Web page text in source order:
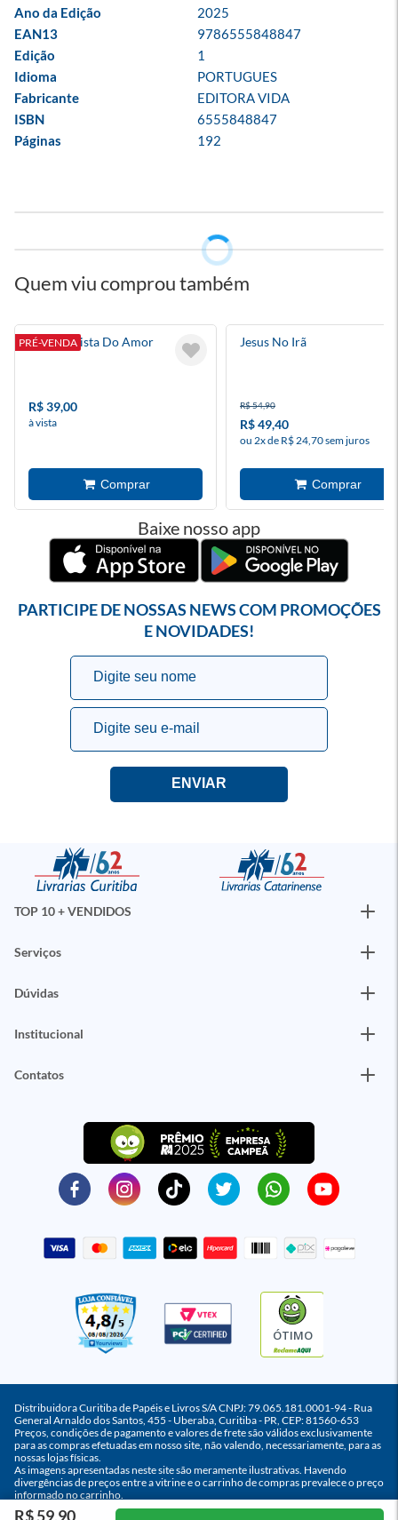
Ano da Edição
2025
EAN13
9786555848847
Edição
1
Idioma
PORTUGUES
Fabricante
EDITORA VIDA
ISBN
6555848847
Páginas
192
Quem viu comprou também
PRÉ-VENDA
A Catequista Do Amor
R$ 39,00
à vista
Jesus No Irã
R$ 54,90
R$ 49,40
ou 2x de R$ 24,70 sem juros
Baixe nosso app
PARTICIPE DE NOSSAS NEWS COM PROMOÇÕES
E NOVIDADES!
TOP 10 + VENDIDOS
Serviços
Dúvidas
Institucional
Contatos
ÓTIMO
Distribuidora Curitiba de Papéis e Livros S/A CNPJ: 79.065.181.0001-94 - Rua
General Arnaldo dos Santos, 455 - Uberaba, Curitiba - PR, CEP: 81560-653
Preços, condições de pagamento e valores de frete são válidos exclusivamente
para as compras efetuadas em nosso site, não valendo, necessariamente, para as
nossas lojas físicas.
As imagens apresentadas neste site são meramente ilustrativas. Havendo
divergências de preços entre a vitrine e o carrinho de compras prevalece o preço
informado no carrinho.
R$ 59,90